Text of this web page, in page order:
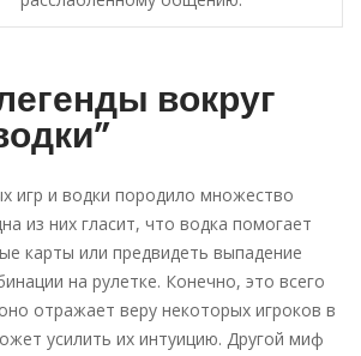
вокруг
игр и водки породило множество
из них гласит, что водка помогает
карты или предвидеть выпадение
на рулетке. Конечно, это всего
отражает веру некоторых игроков в
усилить их интуицию. Другой миф